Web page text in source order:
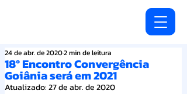
18º Encontro Convergência
Goiânia será em 2021
24 de abr. de 20202 min de leitura
Atualizado:27 de abr. de 2020